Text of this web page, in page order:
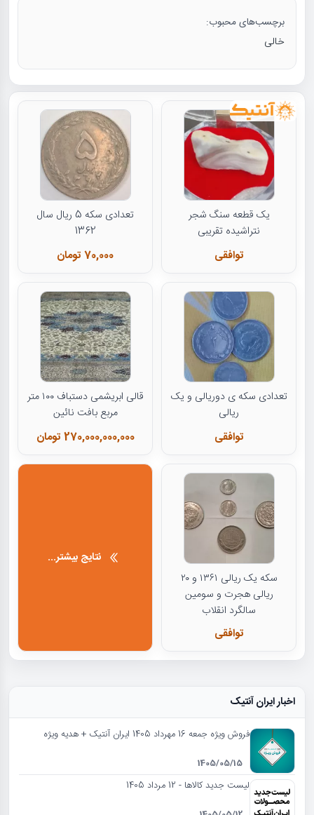
برچسب‌های محبوب:
خالی
یک قطعه سنگ شجر
نتراشیده تقریبی
توافقی
تعدادی سکه 5 ریال سال
1362
70,000 تومان
تعدادی سکه ی دوریالی و یک
ریالی
توافقی
قالی ابریشمی دستباف ۱۰۰ متر
مربع بافت نائین
270,000,000,000 تومان
سکه یک ریالی ۱۳۶۱ و ۲۰
ریالی هجرت و سومین
سالگرد انقلاب
توافقی
نتایج بیشتر...
اخبار ایران آنتیک
فروش ویژه جمعه 16 مهرداد 1405 ایران آنتیک + هدیه ویژه
1405/05/15
لیست جدید کالاها - 12 مرداد 1405